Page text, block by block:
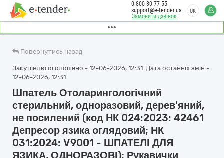
Замовити дзвінок
0 800 30 77 55
support@e-tender.ua
UK
Повернутись назад
Закупівлю оголошено - 12-06-2026, 12:31. Дата останніх змін -
12-06-2026, 12:31
Шпатель Отоларингологічний
стерильний, одноразовий, дерев'яний,
не посилений (код НК 024:2023: 42461
Депресор язика оглядовий; НК
031:2024: V9001 - ШПАТЕЛІ ДЛЯ
ЯЗИКА, ОДНОРАЗОВІ); Рукавички